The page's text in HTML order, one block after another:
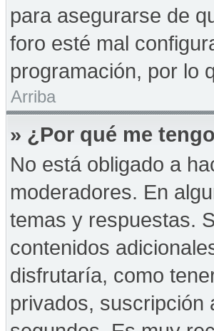
para asegurarse de
foro esté mal
programación, por lo
Arriba
» ¿Por qué me
No está obligado a
moderadores. En
temas y respuestas.
contenidos
disfrutaría, como
privados, suscripción